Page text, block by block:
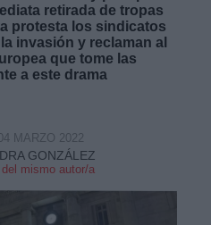
retirada de tropas
protesta los sindicatos
invasión y reclaman al
que tome las
a este drama
GONZÁLEZ
mismo autor/a
MARZO 2022